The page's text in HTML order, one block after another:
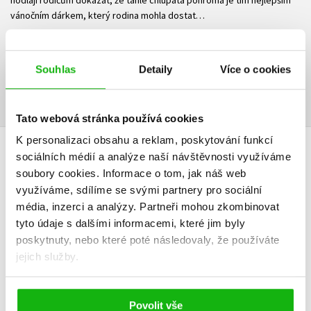
Souhlas Detaily Více o cookies
Tato webová stránka používá cookies
K personalizaci obsahu a reklam, poskytování funkcí
sociálních médií a analýze naší návštěvnosti využíváme
soubory cookies. Informace o tom, jak náš web
využíváme, sdílíme se svými partnery pro sociální
média, inzerci a analýzy. Partneři mohou zkombinovat
tyto údaje s dalšími informacemi, které jim byly
poskytnuty, nebo které poté následovaly, že používáte
jejich služby.
Povolit vše
vánočním dárkem, který rodina mohla dostat…
HODNOCENÍ ČTENÁŘŮ
V současné době nejsou vytvořena žádná uživatelská hodnocení.
Vaše hodnocení
Uživatelskou recenzi mohou vkládat pouze registrovaní uživatelé
Přihlásit